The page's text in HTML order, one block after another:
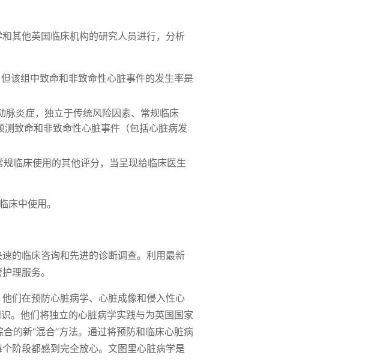
其他英国临床机构的研究人员进行，分析
该组中致命和非致命性心脏事件的发生率是
炎症，独立于传统风险因素、常规临床
致命和非致命性心脏事件（包括心脏病发
临床使用的其他评分，当呈现给临床医生
床中使用。
的临床咨询和先进的诊断调查。利用最新
理服务。
们在预防心脏病学、心脏成像和侵入性心
。他们将独立的心脏病学实践与为英国国家
的新“混合”方法。通过将预防和临床心脏病
阶段都感到完全放心。文图里心脏病学是